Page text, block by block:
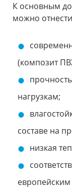
К основным
можно
(композит
нагрузкам;
составе на
низкая
европейским